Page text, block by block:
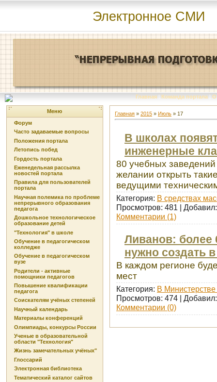
Электронное СМИ
Главная | Команда портала | О
Меню
Форум
Часто задаваемые вопросы
Положения портала
Летопись побед
Гордость портала
Еженедельная рассылка
новостей портала
Правила для пользователей
портала
Научная полемика по проблеме
непрерывного образования
педагога
Дошкольное технологическое
образование детей
"Технология" в школе
Обучение в педагогическом
колледже
Обучение в педагогическом
вузе
Родители - активные
помощники педагогов
Повышение квалификации
педагога
Соискателям учёных степеней
Научный календарь
Материалы конференций
Олимпиады, конкурсы России
Ученые в образовательной
области "Технология"
Жизнь замечательных учёных"
Глоссарий
Электронная библиотека
Тематический каталог сайтов
Главная » 2015 » Июль » 17
В школах
инженерные
80 учебных
желании открыть
ведущими
Категория: В средствах
Просмотров: 481 |
Комментарии (1)
Ливанов:
нужно создать
В каждом регионе
мест
Категория: В
Просмотров: 474 |
Комментарии (0)